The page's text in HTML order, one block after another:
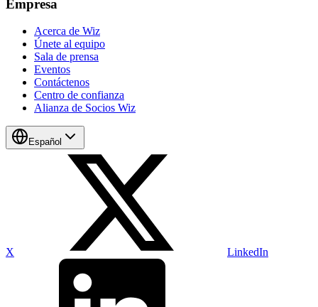
Empresa
Acerca de Wiz
Únete al equipo
Sala de prensa
Eventos
Contáctenos
Centro de confianza
Alianza de Socios Wiz
Español
X LinkedIn